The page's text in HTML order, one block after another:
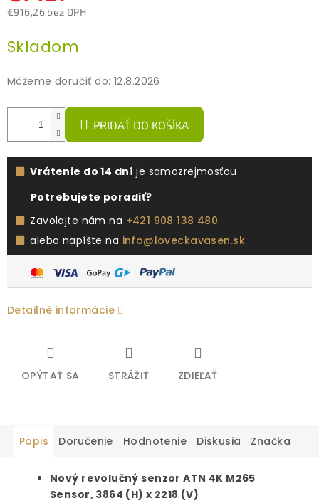
€916,26 bez DPH
cena:
Skladom
Môžeme doručiť do: 12.8.2026
PRIDAŤ DO KOŠÍKA
Vrátenie do 14 dní je samozrejmosťou
Potrebujete poradiť?
Zavolajte nám na +421 908 138 480
alebo napíšte na info@loveckavasen.sk
Detailné informácie
OPÝTAŤ SA STRÁŽIŤ ZDIEĽAŤ
Popis Doručenie Hodnotenie Diskusia Značka
Nový revolučný senzor ATN 4K M265
Sensor, 3864 (H) x 2218 (V)